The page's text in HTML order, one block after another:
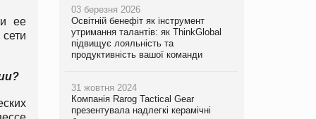
ее
03 березня 2026
Освітній бенефіт як інструмент
утримання талантів: як ThinkGlobal
підвищує лояльність та
продуктивність вашої команди
31 жовтня 2024
Компанія Rarog Tactical Gear
презентувала надлегкі керамічні